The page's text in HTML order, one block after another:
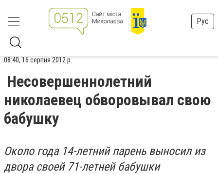
Рус
08:40, 16 серпня 2012 р.
Несовершеннолетний
николаевец обворовывал свою
бабушку
Около года 14-летний парень выносил из
двора своей 71-летней бабушки